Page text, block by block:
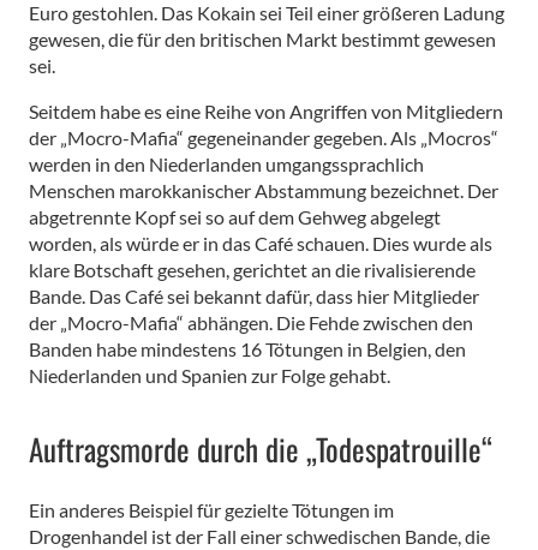
Euro gestohlen. Das Kokain sei Teil einer größeren Ladung
gewesen, die für den britischen Markt bestimmt gewesen
sei.
Seitdem habe es eine Reihe von Angriffen von Mitgliedern
der „Mocro-Mafia“ gegeneinander gegeben. Als „Mocros“
werden in den Niederlanden umgangssprachlich
Menschen marokkanischer Abstammung bezeichnet. Der
abgetrennte Kopf sei so auf dem Gehweg abgelegt
worden, als würde er in das Café schauen. Dies wurde als
klare Botschaft gesehen, gerichtet an die rivalisierende
Bande. Das Café sei bekannt dafür, dass hier Mitglieder
der „Mocro-Mafia“ abhängen. Die Fehde zwischen den
Banden habe mindestens 16 Tötungen in Belgien, den
Niederlanden und Spanien zur Folge gehabt.
Auftragsmorde durch die „Todespatrouille“
Ein anderes Beispiel für gezielte Tötungen im
Drogenhandel ist der Fall einer schwedischen Bande, die